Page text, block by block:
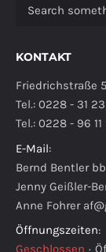
KONTAKT
Friedrichstraße
Tel.: 0228 - 31
Tel.: 0228 - 96 11
E-Mail:
Bernd Bentler
Jenny Geißler-
Anne Fohrer
Öffnungszeiten:
Geschlossen ·